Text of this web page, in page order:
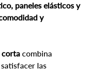
paneles elásticos y
y
corta combina
las